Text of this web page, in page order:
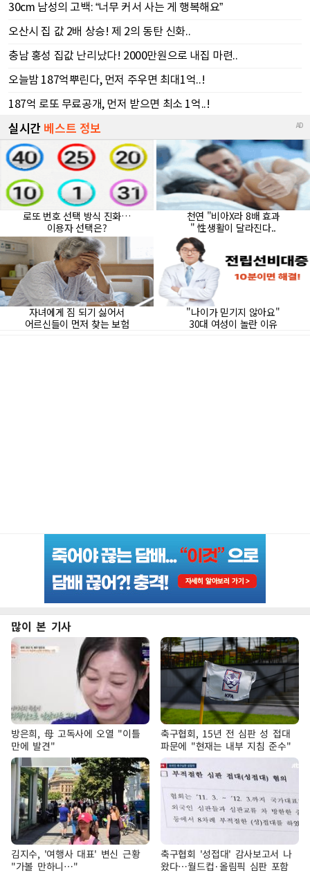
많이 본 기사
방은희, 母 고독사에 오열 "이틀
만에 발견"
축구협회, 15년 전 심판 성 접대
파문에 "현재는 내부 지침 준수"
김지수, '여행사 대표' 변신 근황
"가볼 만하니…"
축구협회 '성접대' 감사보고서 나
왔다…월드컵·올림픽 심판 포함